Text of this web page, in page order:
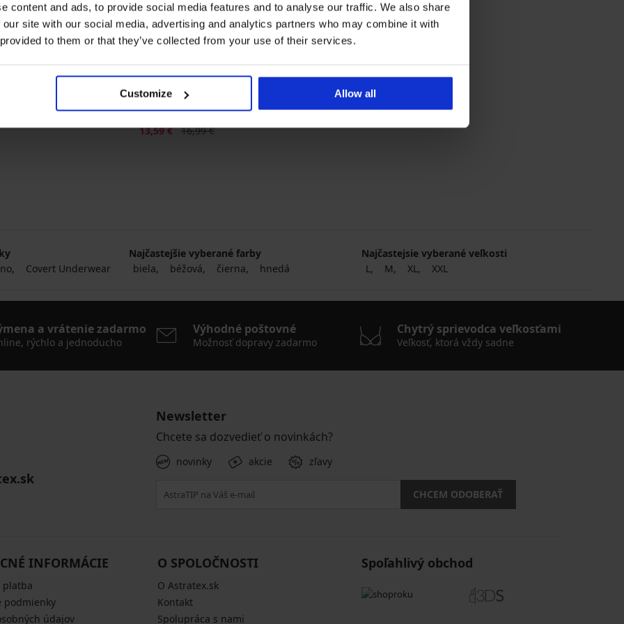
content and ads, to provide social media features and to analyse our traffic. We also share
site with our social media, advertising and analytics partners who may combine it with
to them or that they’ve collected from your use of their services.
Customize Allow all
5
-20%
5
Bavlnené tielko Javier
Zľava
13,59 €Pôvodná cena
16,99 €
Covert Underwear
Najčastejšie vyberané farby
biela
béžová čierna hnedá
Najčastejsie vyberané veľkosti
L
M XL XXL
a vrátenie zadarmo
rýchlo a jednoducho
Výhodné poštovné
Možnosť dopravy zadarmo
Chytrý sprievodca veľkosťami
Veľkosť, ktorá vždy sadne
Newsletter
Chcete sa dozvedieť o novinkách?
novinky akcie zľavy
CHCEM ODOBERAŤ
INFORMÁCIE
platba
podmienky
údajov
O SPOLOČNOSTI
O Astratex.sk
Kontakt
Spolupráca s nami
Spoľahlivý obchod